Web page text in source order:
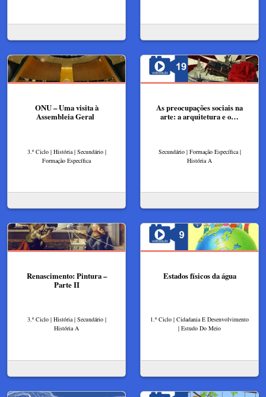
ONU – Uma visita à
Assembleia Geral
3.º Ciclo | História | Secundário |
Formação Específica
As preocupações sociais na
arte: a arquitetura e o…
Secundário | Formação Específica |
História A
Renascimento: Pintura –
Parte II
3.º Ciclo | História | Secundário |
História A
Estados físicos da água
1.º Ciclo | Cidadania E Desenvolvimento
| Estudo Do Meio